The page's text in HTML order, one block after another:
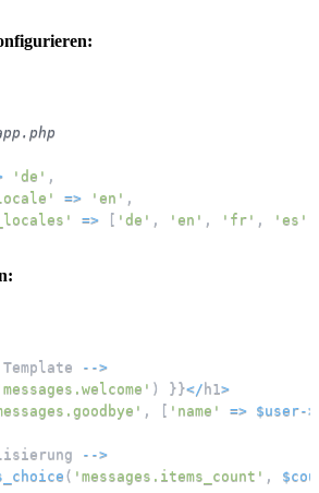
'de' ,
=> 'en' ,
=> [ 'de' , 'en' , 'fr' , 'es'
-->
) }}</ h1>
, [ 'name' => $user->
-->
( 'messages.items_count' ,